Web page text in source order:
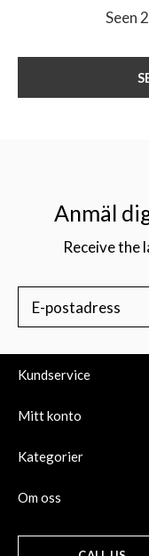
Seen
Anmäl
Receive
Kundservice
Mitt konto
Kategorier
Om oss